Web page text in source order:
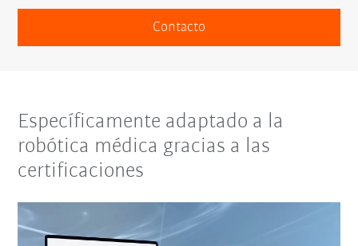
Contacto
Específicamente adaptado a la
robótica médica gracias a las
certificaciones